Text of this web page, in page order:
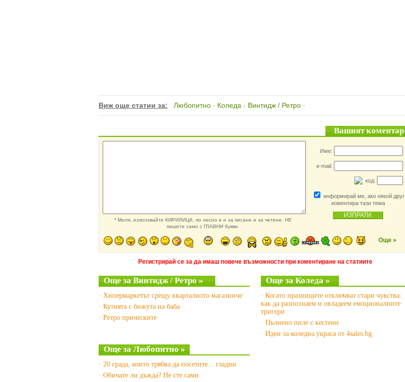
Виж още статии за: Любопитно · Коледа · Винтидж / Ретро ·
Вашият коментар
* Моля, използвайте КИРИЛИЦА, по лесно е и за писане и за четене. НЕ
пишете само с ГЛАВНИ букви.
Име:
e-mail:
код:
информирай ме, ако някой друг
коментира тази тема
Още »
Регистрирай се за да имаш повече възможности при коментиране на статиите
Още за Винтидж / Ретро »
· Хипермаркетът срещу кварталното магазинче
· Кутията с бижута на баба
· Ретро прическите
Още за Коледа »
· Когато празниците отключват стари чувства:
как да разпознаем и овладеем емоционалните
тригери
· Пълнено пиле с кестени
· Идеи за коледна украса от 4sales.bg
Още за Любопитно »
· 20 града, които трябва да посетите... гладни
· Обичате ли дъжда? Не сте сами